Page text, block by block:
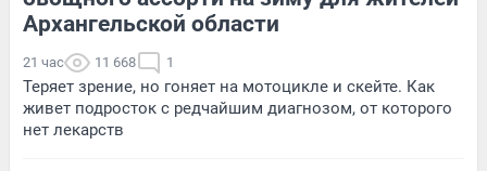
Архангельской области
21 час 11 668 1
Теряет зрение, но гоняет на мотоцикле и скейте. Как
живет подросток с редчайшим диагнозом, от которого
нет лекарств